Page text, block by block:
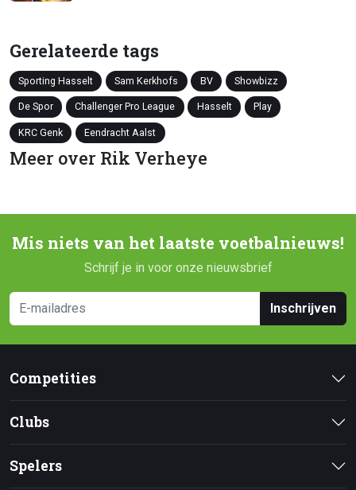
Gerelateerde tags
Sporting Hasselt Sam Kerkhofs BV Showbizz
De Spor Challenger Pro League Hasselt Play
KRC Genk Eendracht Aalst
Meer over Rik Verheye
Mis niets van het laatste voetbalnieuws!
Schrijf je in voor onze nieuwsbrief
Inschrijven
Competities
Clubs
Spelers